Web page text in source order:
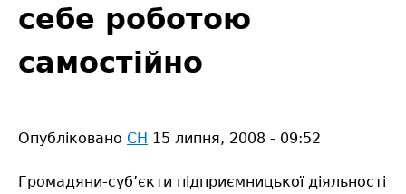
тут
себе роботою
самостійно
Опубліковано СН 15 липня, 2008 - 09:52
Громадяни-суб’єкти підприємницької діяльності